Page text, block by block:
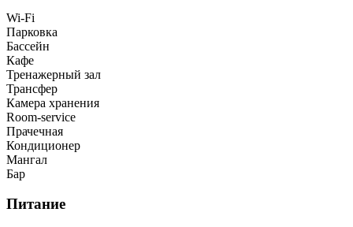
Wi-Fi
Парковка
Бассейн
Кафе
Тренажерный зал
Трансфер
Камера хранения
Room-service
Прачечная
Кондиционер
Мангал
Бар
Питание